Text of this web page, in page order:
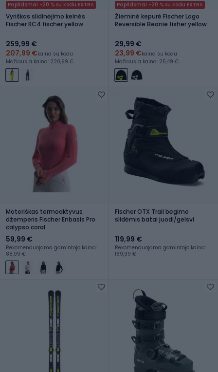
Papildomai -20 % su kodu EXTRA
Vyriškos slidinėjimo kelnės
Fischer RC4 fischer yellow
259,99 €
207,99 €kaina su kodu
Mažiausia kaina: 220,99 €
Papildomai -20 % su kodu EXTRA
Žieminė kepurė Fischer Logo
Reversible Beanie fisher yellow
29,99 €
23,99 €kaina su kodu
Mažiausia kaina: 25,49 €
Moteriškas termoaktyvus
džemperis Fischer Enbasis Pro
calypso coral
59,99 €
Rekomenduojama gamintojo kaina:
88,99 €
Fischer OTX Trail bėgimo
slidėmis batai juodi/gelsvi
119,99 €
Rekomenduojama gamintojo kaina:
169,99 €